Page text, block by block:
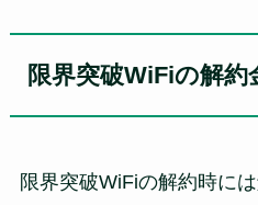
限界突破WiFiの解約
限界突破WiFiの解約時に